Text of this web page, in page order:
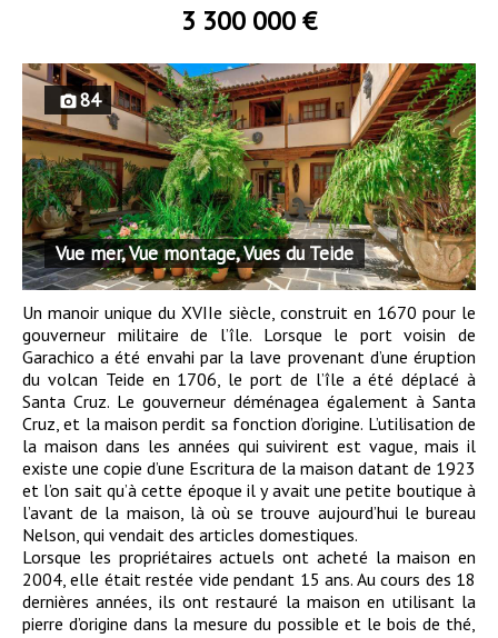
3 300 000 €
84
Vue mer, Vue montage, Vues du Teide
Un manoir unique du XVIIe siècle, construit en 1670 pour le
gouverneur militaire de l’île. Lorsque le port voisin de
Garachico a été envahi par la lave provenant d’une éruption
du volcan Teide en 1706, le port de l’île a été déplacé à
Santa Cruz. Le gouverneur déménagea également à Santa
Cruz, et la maison perdit sa fonction d’origine. L’utilisation de
la maison dans les années qui suivirent est vague, mais il
existe une copie d’une Escritura de la maison datant de 1923
et l’on sait qu’à cette époque il y avait une petite boutique à
l’avant de la maison, là où se trouve aujourd’hui le bureau
Nelson, qui vendait des articles domestiques.
Lorsque les propriétaires actuels ont acheté la maison en
2004, elle était restée vide pendant 15 ans. Au cours des 18
dernières années, ils ont restauré la maison en utilisant la
pierre d’origine dans la mesure du possible et le bois de thé,